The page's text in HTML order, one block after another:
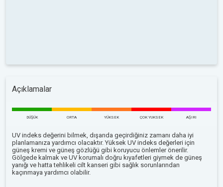
Açıklamalar
DÜŞÜK ORTA YÜKSEK ÇOK YUKSEK AŞIRI
UV indeks değerini bilmek, dışarıda geçirdiğiniz zamanı daha iyi
planlamanıza yardımcı olacaktır. Yüksek UV indeks değerleri için
güneş kremi ve güneş gözlüğü gibi koruyucu önlemler önerilir.
Gölgede kalmak ve UV korumalı doğru kıyafetleri giymek de güneş
yanığı ve hatta tehlikeli cilt kanseri gibi sağlık sorunlarından
kaçınmaya yardımcı olabilir.